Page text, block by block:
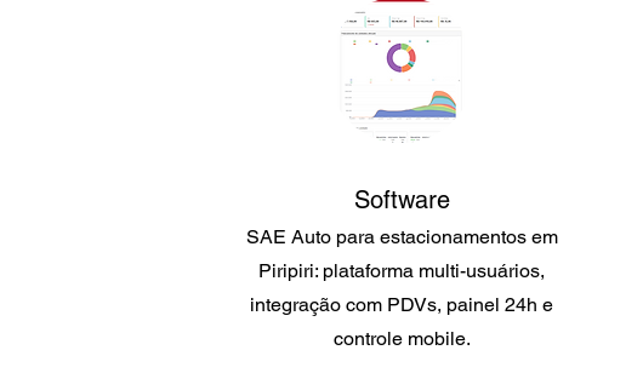
Software
SAE Auto para estacionamentos em
Piripiri: plataforma multi-usuários,
integração com PDVs, painel 24h e
controle mobile.